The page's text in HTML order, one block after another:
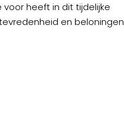
heeft in dit tijdelijke
en beloningen